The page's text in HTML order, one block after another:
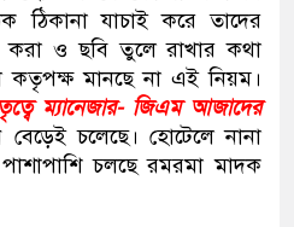
যাচাই করে তাদের
করা ও ছবি তুলে রাখার কথা
মানছে না এই নিয়ম।
ম্যানেজার- জিএম আজাদের
চলেছে। হোটেলে নানা
চলছে রমরমা মাদক